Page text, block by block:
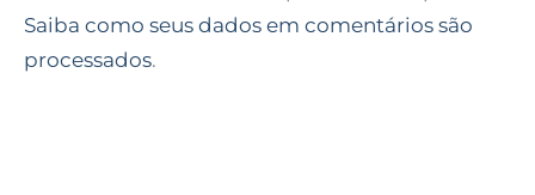
Saiba como seus dados em comentários são
processados.